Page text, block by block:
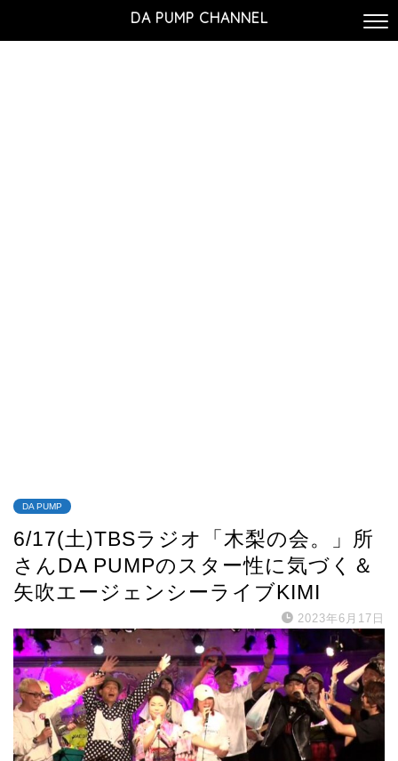
DA PUMP CHANNEL
DA PUMP
6/17(土)TBSラジオ「木梨の会。」所
さんDA PUMPのスター性に気づく＆
矢吹エージェンシーライブKIMI
2023年6月17日